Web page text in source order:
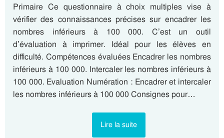
Primaire Ce questionnaire à choix multiples vise à
vérifier des connaissances précises sur encadrer les
nombres inférieurs à 100 000. C’est un outil
d’évaluation à imprimer. Idéal pour les élèves en
difficulté. Compétences évaluées Encadrer les nombres
inférieurs à 100 000. Intercaler les nombres inférieurs à
100 000. Evaluation Numération : Encadrer et intercaler
les nombres inférieurs à 100 000 Consignes pour…
Lire la suite